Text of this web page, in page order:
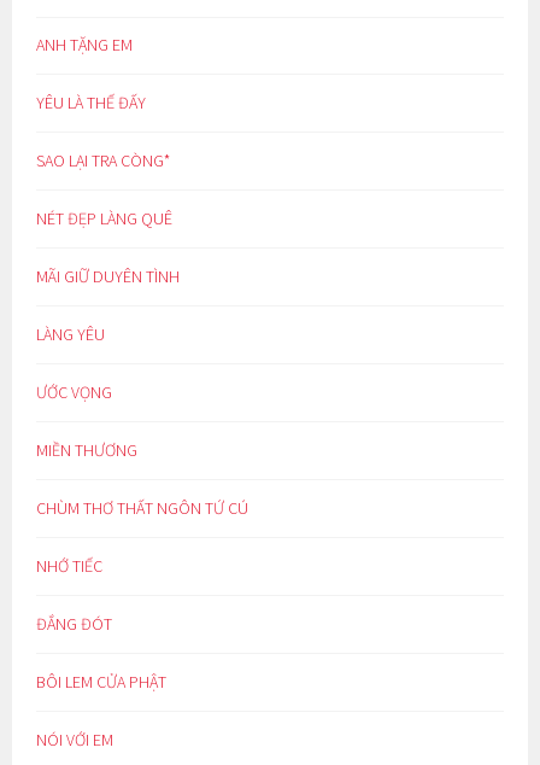
ANH TẶNG EM
YÊU LÀ THẾ ĐẤY
SAO LẠI TRA CÒNG*
NÉT ĐẸP LÀNG QUÊ
MÃI GIỮ DUYÊN TÌNH
LÀNG YÊU
ƯỚC VỌNG
MIỀN THƯƠNG
CHÙM THƠ THẤT NGÔN TỨ CÚ
NHỚ TIẾC
ĐẮNG ĐÓT
BÔI LEM CỬA PHẬT
NÓI VỚI EM